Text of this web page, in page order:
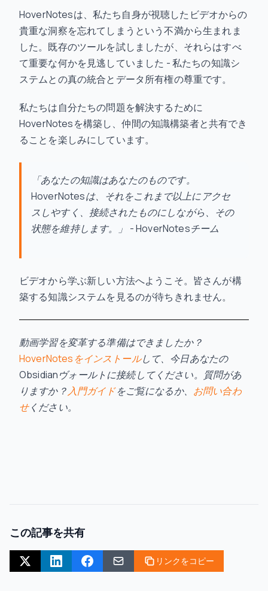
HoverNotesは、私たち自身が視聴したビデオからの
貴重な洞察を忘れてしまうという不満から生まれま
した。既存のツールを試しましたが、それらはすべ
て重要な何かを見逃していました - 私たちの知識シ
ステムとの真の統合とデータ所有権の尊重です。
私たちは自分たちの問題を解決するために
HoverNotesを構築し、仲間の知識構築者と共有でき
ることを楽しみにしています。
「あなたの知識はあなたのものです。
HoverNotesは、それをこれまで以上にアクセ
スしやすく、接続されたものにしながら、その
状態を維持します。」 - HoverNotesチーム
ビデオから学ぶ新しい方法へようこそ。皆さんが構
築する知識システムを見るのが待ちきれません。
動画学習を変革する準備はできましたか？
HoverNotesをインストールして、今日あなたの
Obsidianヴォールトに接続してください。質問があ
りますか？入門ガイドをご覧になるか、 お問い合わ
せください。
この記事を共有
リンクをコピー